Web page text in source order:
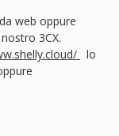
web oppure
3CX.
lo